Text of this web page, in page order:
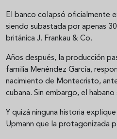
El banco colapsó oficialmente
siendo subastada por apenas
británica J. Frankau & Co.
Años después, la producción
familia Menéndez García,
nacimiento de Montecristo,
cubana. Sin embargo, el
Y quizá ninguna historia
Upmann que la protagonizada